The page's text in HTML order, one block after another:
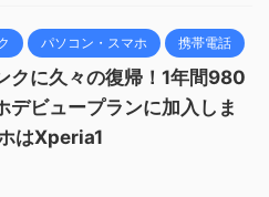
パソコン・スマホ 携帯電話
クに久々の復帰！1年間980
デビュープランに加入しま
はXperia1